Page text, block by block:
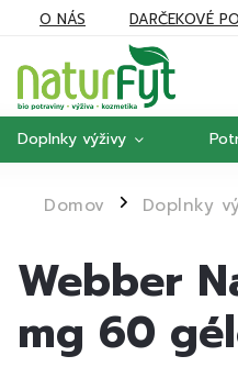
O NÁS DARČEKOVÉ
Doplnky výživy
Domov / Doplnky
Webber
mg 60